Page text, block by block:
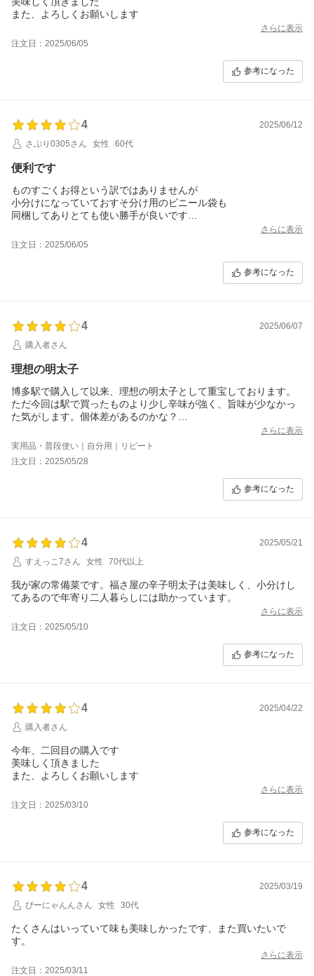
また、よろしくお願いします
さらに表示
注文日：2025/06/05
参考になった
4
2025/06/12
さぷり0305さん
女性 60代
便利です
ものすごくお得という訳ではありませんが
小分けになっていておすそ分け用のビニール袋も
同梱してありとても使い勝手が良いです
切れ子とは言え比較的形の良いものが入ってると思いますさらに表示
注文日：2025/06/05
参考になった
4
2025/06/07
購入者さん
理想の明太子
博多駅で購入して以来、理想の明太子として重宝しております。
ただ今回は駅で買ったものより少し辛味が強く、旨味が少なかっ
た気がします。個体差があるのかな？
何にしろ旨すぎる明太子なので今後も購入させて頂きたいです。
さらに表示
実用品・普段使い｜自分用｜リピート
注文日：2025/05/28
参考になった
4
2025/05/21
すえっこ7さん
女性 70代以上
我が家の常備菜です。福さ屋の辛子明太子は美味しく、小分けし
てあるので年寄り二人暮らしには助かっています。
さらに表示
注文日：2025/05/10
参考になった
4
2025/04/22
購入者さん
今年、二回目の購入です
美味しく頂きました
また、よろしくお願いします
さらに表示
注文日：2025/03/10
参考になった
4
2025/03/19
ぴーにゃんんさん
女性 30代
たくさんはいっていて味も美味しかったです、また買いたいで
す。
さらに表示
注文日：2025/03/11